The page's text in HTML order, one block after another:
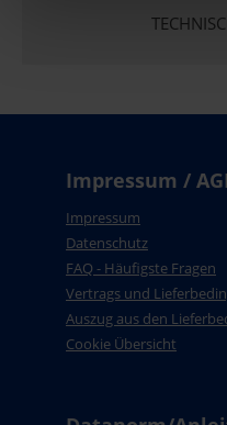
Impressum /
Impressum
Datenschutz
FAQ - Häufigste Fragen
Vertrags und
Auszug aus den
Cookie Übersicht